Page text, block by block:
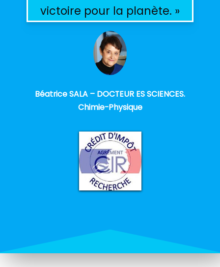
victoire pour la planète. »
Béatrice SALA – DOCTEUR ES SCIENCES.
Chimie-Physique